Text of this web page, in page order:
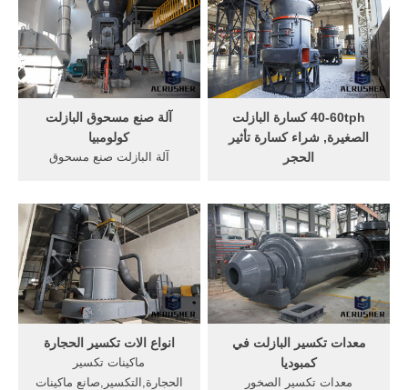
آلة صنع مسحوق البازلت
كولومبيا
آلة البازلت صنع مسحوق
مسحوق, السريع مع البازلت,
من صنع آلة . [الدردشة على
الانترنت] معدات تصنيع مسحوق
المنغنيز الشركات المصنعة
محطم.get price
40-60tph كسارة البازلت
الصغيرة, شراء كسارة تأثير
الحجر
than 70 countries in the
world. A&C crusher
euipments would satisfy you
with high quality and
professional service.
انواع الات تكسير الحجارة
ماكينات تكسير
الحجارة,التكسير,صانع ماكينات
معدات تكسير البازلت في
كمبوديا
معدات تكسير الصخور